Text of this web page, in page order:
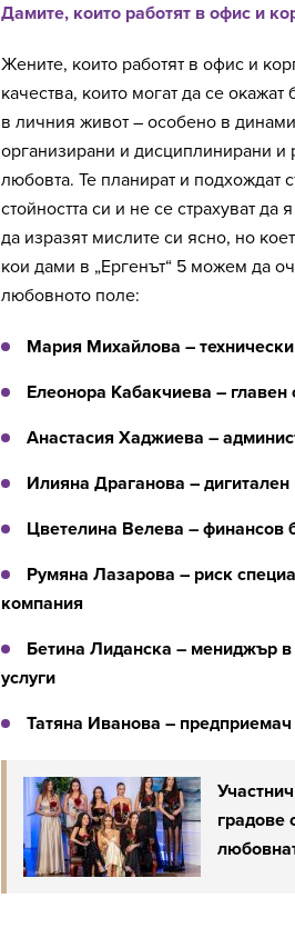
Дамите, които работят в офис и
Жените, които работят в офис и
качества, които могат да се
в личния живот – особено в
организирани и дисциплинирани и
любовта. Те планират и подхождат
стойността си и не се страхуват
да изразят мислите си ясно, но
кои дами в „Ергенът“ 5 можем да
любовното поле:
Мария Михайлова – технически
Елеонора Кабакчиева – главен
Анастасия Хаджиева –
Илияна Драганова – дигитален
Цветелина Велева – финансов
Румяна Лазарова – риск
компания
Бетина Лиданска – мениджър
услуги
Татяна Иванова – предприемач
градове